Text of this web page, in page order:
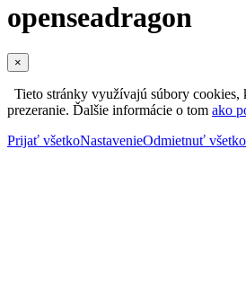
openseadragon
×
Tieto stránky využívajú súbory
prezeranie. Ďalšie informácie o tom ako
Prijať všetkoNastavenieOdmietnuť všetko